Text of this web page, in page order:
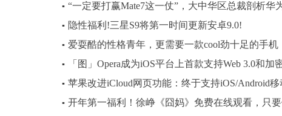
▪ “一定要打赢Mate7这一仗”，大中华区总裁剖析华
▪ 隐性福利!三星S9将第一时间更新安卓9.0!
▪ 爱耍酷的性格青年，更需要一款cool劲十足的手机
▪ 「图」Opera成为iOS平台上首款支持Web 3.0和加
▪ 苹果改进iCloud网页功能：终于支持iOS/Android
▪ 开年第一福利！徐峥《囧妈》免费在线观看，只